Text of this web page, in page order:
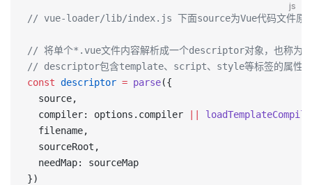
js
// vue-loader/lib/index.js 下面source为Vue代码文件原
// 将单个*.vue文件内容解析成一个descriptor对象，也称为
// descriptor包含template、script、style等标签的属性和内
const descriptor = parse({
  source,
  compiler: options.compiler
  filename,
  sourceRoot,
  needMap: sourceMap
})